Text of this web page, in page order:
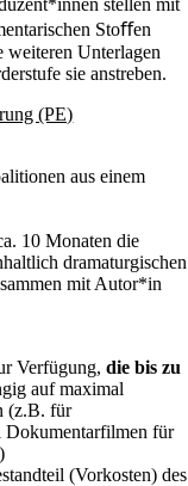
Stoﬀen
weiteren Unterlagen
sie anstreben.
(PE)
aus einem
10 Monaten die
dramaturgischen
mit Autor*in
Verfügung,die bis zu
auf maximal
(z.B. für
Dokumentarfilmen für
(Vorkosten) des